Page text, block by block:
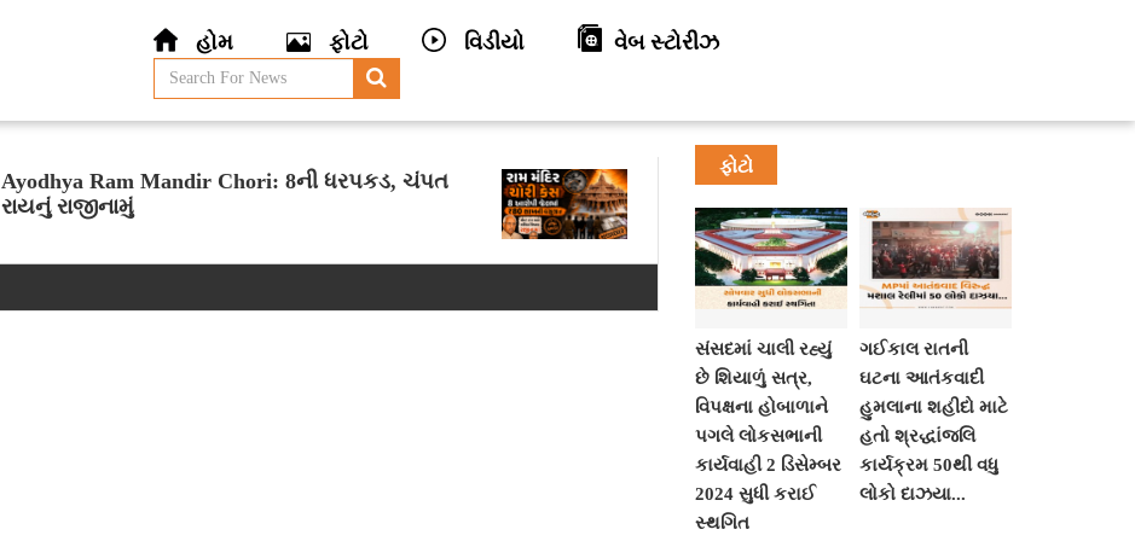
હોમ ફોટો વિડીયો વેબ સ્ટોરીઝ
Ayodhya Ram Mandir Chori: 8ની ધરપકડ, ચંપત
રાયનું રાજીનામું
ફોટો
સંસદમાં ચાલી રહ્યું
છે શિયાળું સત્ર,
વિપક્ષના હોબાળાને
પગલે લોકસભાની
કાર્યવાહી 2 ડિસેમ્બર
2024 સુધી કરાઈ
સ્થગિત
ગઈકાલ રાતની
ઘટના આતંકવાદી
હુમલાના શહીદો માટે
હતો શ્રદ્ધાંજલિ
કાર્યક્રમ 50થી વધુ
લોકો દાઝયા...